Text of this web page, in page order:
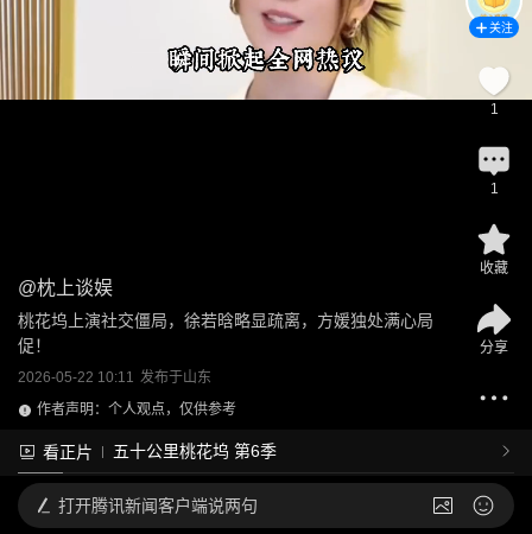
@枕上谈娱
桃花坞上演社交僵局，徐若晗略显疏离，方媛独处满心局
促！
2026-05-22 10:11 发布于山东
作者声明：个人观点，仅供参考
看正片 五十公里桃花坞 第6季
关注
1
1
收藏
分享
打开腾讯新闻客户端说两句